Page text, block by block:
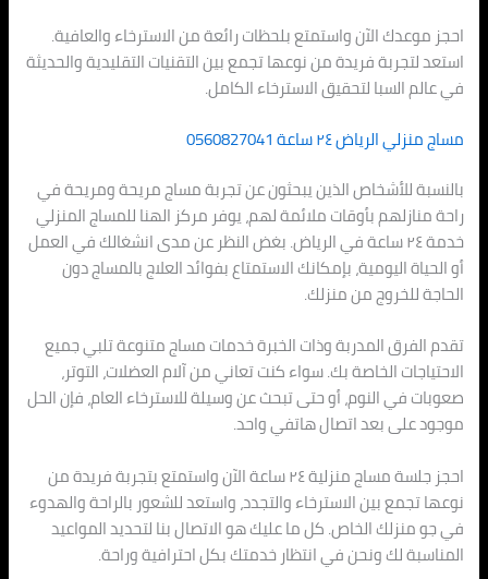
احجز موعدك الآن واستمتع بلحظات رائعة من الاسترخاء والعافية.
استعد لتجربة فريدة من نوعها تجمع بين التقنيات التقليدية والحديثة
في عالم السبا لتحقيق الاسترخاء الكامل.
مساج منزلي الرياض ٢٤ ساعة 0560827041
بالنسبة للأشخاص الذين يبحثون عن تجربة مساج مريحة ومريحة في
راحة منازلهم بأوقات ملائمة لهم، يوفر مركز الهنا للمساج المنزلي
خدمة ٢٤ ساعة في الرياض. بغض النظر عن مدى انشغالك في العمل
أو الحياة اليومية، بإمكانك الاستمتاع بفوائد العلاج بالمساج دون
الحاجة للخروج من منزلك.
تقدم الفرق المدربة وذات الخبرة خدمات مساج متنوعة تلبي جميع
الاحتياجات الخاصة بك. سواء كنت تعاني من آلام العضلات، التوتر،
صعوبات في النوم، أو حتى تبحث عن وسيلة للاسترخاء العام، فإن الحل
موجود على بعد اتصال هاتفي واحد.
احجز جلسة مساج منزلية ٢٤ ساعة الآن واستمتع بتجربة فريدة من
نوعها تجمع بين الاسترخاء والتجدد، واستعد للشعور بالراحة والهدوء
في جو منزلك الخاص. كل ما عليك هو الاتصال بنا لتحديد المواعيد
المناسبة لك ونحن في انتظار خدمتك بكل احترافية وراحة.